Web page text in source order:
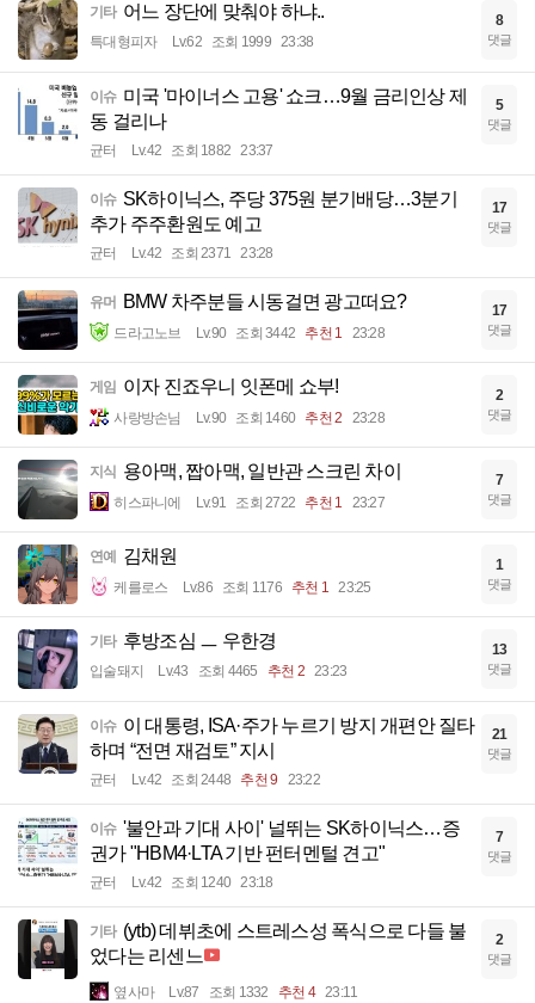
기타 어느 장단에 맞춰야 하냐..
특대형피자 Lv.62 조회 1999 23:38
8
댓글
이슈 미국 '마이너스 고용' 쇼크…9월 금리인상 제
동 걸리나
균터 Lv.42 조회 1882 23:37
5
댓글
이슈 SK하이닉스, 주당 375원 분기배당…3분기
추가 주주환원도 예고
균터 Lv.42 조회 2371 23:28
17
댓글
유머 BMW 차주분들 시동걸면 광고떠요?
드라고노브 Lv.90 조회 3442 추천 1 23:28
17
댓글
게임 이자 진죠우니 잇폰메 쇼부!
사랑방손님 Lv.90 조회 1460 추천 2 23:28
2
댓글
지식 용아맥, 짭아맥, 일반관 스크린 차이
히스파니에 Lv.91 조회 2722 추천 1 23:27
7
댓글
연예 김채원
케를로스 Lv.86 조회 1176 추천 1 23:25
1
댓글
기타 후방조심 ㅡ 우한경
입술돼지 Lv.43 조회 4465 추천 2 23:23
13
댓글
이슈 이 대통령, ISA·주가 누르기 방지 개편안 질타
하며 “전면 재검토” 지시
균터 Lv.42 조회 2448 추천 9 23:22
21
댓글
이슈 '불안과 기대 사이' 널뛰는 SK하이닉스…증
권가 "HBM4·LTA 기반 펀터멘털 견고"
균터 Lv.42 조회 1240 23:18
7
댓글
기타 (ytb) 데뷔초에 스트레스성 폭식으로 다들 불
었다는 리센느
옆사마 Lv.87 조회 1332 추천 4 23:11
2
댓글